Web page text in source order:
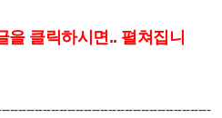
을 클릭하시면.. 펼쳐집니